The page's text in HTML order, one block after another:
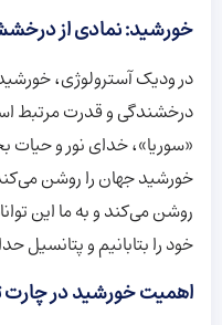
خورشید: نمادی از
در ودیک آسترولوژی،
درخشندگی و قدرت مرتبط
«سوریا»، خدای نور و
خورشید جهان را روشن
روشن می‌کند و به ما این
خود را بتابانیم و پتانسیل
اهمیت خورشید در چارت